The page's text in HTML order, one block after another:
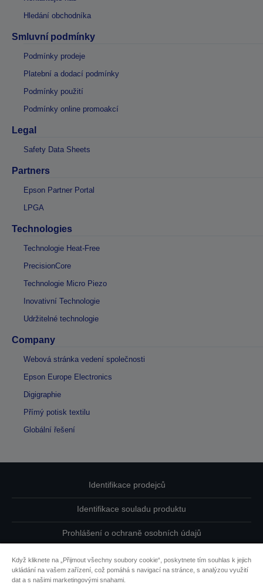
Hledání obchodníka
Smluvní podmínky
Podmínky prodeje
Platební a dodací podmínky
Podmínky použití
Podmínky online promoakcí
Legal
Safety Data Sheets
Partners
Epson Partner Portal
LPGA
Technologies
Technologie Heat-Free
PrecisionCore
Technologie Micro Piezo
Inovativní Technologie
Udržitelné technologie
Company
Webová stránka vedení společnosti
Epson Europe Electronics
Digigraphie
Přímý potisk textilu
Globální řešení
Identifikace prodejců
Identifikace souladu produktu
Prohlášení o ochraně osobních údajů
Odstoupit od smlouvy
EU Data Act Compliance
Když kliknete na „Přijmout všechny soubory cookie“, poskytnete tím souhlas k jejich
ukládání na vašem zařízení, což pomáhá s navigací na stránce, s analýzou využití
dat a s našimi marketingovými snahami.